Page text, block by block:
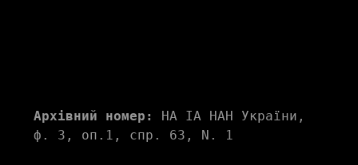
Архівний номер:
НА ІА НАН України,
ф. 3, оп.1, спр. 63, N. 1